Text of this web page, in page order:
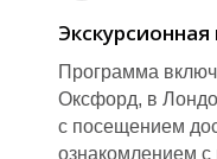
Программа
Оксфорд, в
с посещением
ознакомлением с